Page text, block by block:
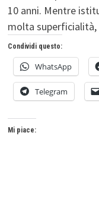
10 anni. Mentre
molta
Condividi questo:
WhatsApp
Telegram
Mi piace: